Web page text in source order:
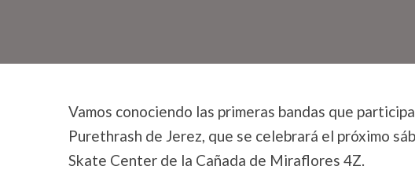
Vamos conociendo las primeras bandas que
Purethrash de Jerez, que se celebrará el próximo
Skate Center de la Cañada de Miraflores 4Z.